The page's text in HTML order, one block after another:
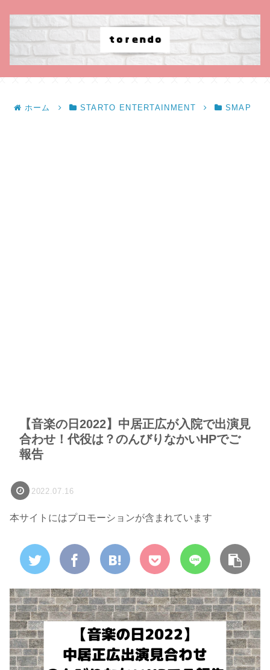
ホーム STARTO ENTERTAINMENT SMAP
【音楽の日2022】中居正広が入院で出演見
合わせ！代役は？のんびりなかいHPでご
報告
2022.07.16
本サイトにはプロモーションが含まれています